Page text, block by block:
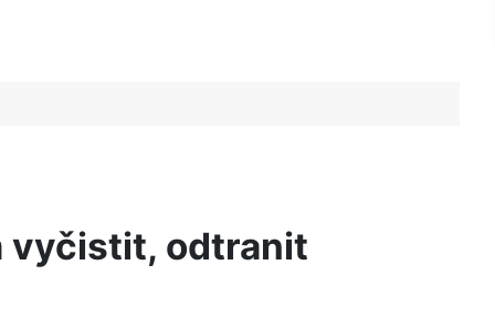
vyčistit, odtranit